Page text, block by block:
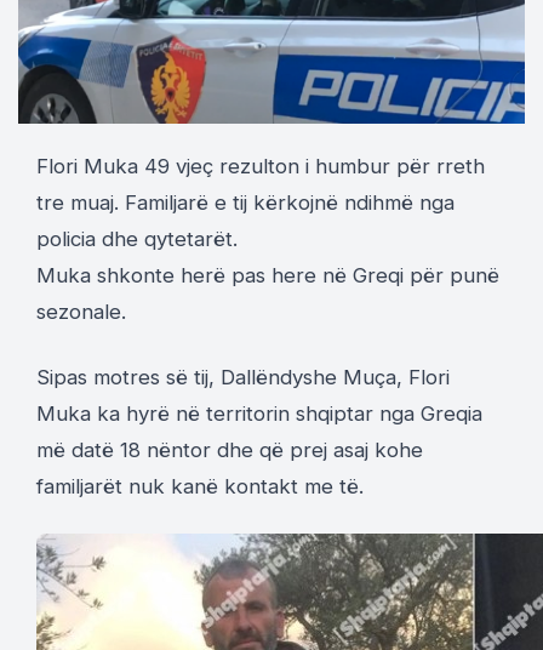
Flori Muka 49 vjeç rezulton i humbur për rreth
tre muaj. Familjarë e tij kërkojnë ndihmë nga
policia dhe qytetarët.
Muka shkonte herë pas here në Greqi për punë
sezonale.
Sipas motres së tij, Dallëndyshe Muça, Flori
Muka ka hyrë në territorin shqiptar nga Greqia
më datë 18 nëntor dhe që prej asaj kohe
familjarët nuk kanë kontakt me të.